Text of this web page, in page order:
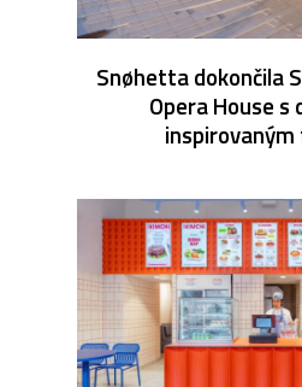
Snøhetta dokončila
Opera House s